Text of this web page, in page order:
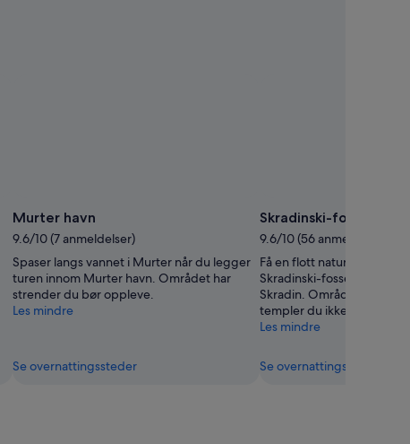
Murter havn
9.6/10 (7 anmeldelser)
Spaser langs vannet i Murter når du legger
turen innom Murter havn. Området har
strender du bør oppleve.
Les mindre
Se overnattingssteder
Skradinski-
9.6/10 (56 anmeldelser)
Få en flott
Skradinski-fossefallene
Skradin. Området har
templer du ikke bør gå
Les mindre
Se overnattingssteder